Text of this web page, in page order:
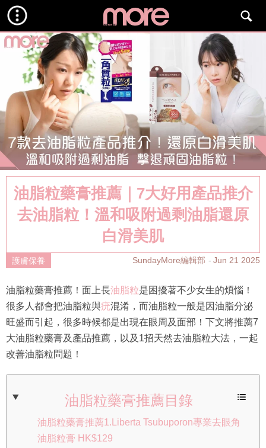
油脂粒藥膏推薦｜7大好用產品推介
去油脂粒！溫和吸附過剩油脂還原
白滑美肌
護膚保養 SundayMore編輯部 Jun 21 2025
油脂粒藥膏推薦！面上長油脂粒是困擾著不少女生的煩惱！
很多人都會把油脂粒與疣混淆，而油脂粒一般是因油脂分泌
旺盛而引起，很多時候都是出現在眼周及面部！下文將推薦7
大油脂粒藥膏及產品推薦，以及1招天然去油脂粒大法，一起
改善油脂粒問題！
油脂粒藥膏推薦目錄
油脂粒藥膏推薦1.Liberta Tsubuporon專業去眼角
油脂粒膏 HK$129